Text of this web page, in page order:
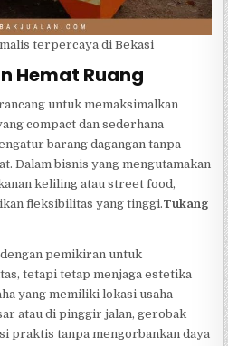
terpercaya di Bekasi
Hemat Ruang
untuk memaksimalkan
compact dan sederhana
barang dagangan tanpa
Dalam bisnis yang mengutamakan
keliling atau street food,
fleksibilitas yang tinggi.Tukang
pemikiran untuk
tetapi tetap menjaga estetika
yang memiliki lokasi usaha
atau di pinggir jalan, gerobak
praktis tanpa mengorbankan daya